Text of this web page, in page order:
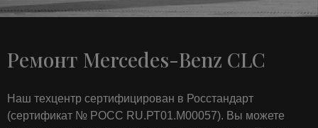
Ремонт Mercedes-Benz CLC
Наш техцентр сертифицирован в Росстандарт
(сертификат № РОСС RU.РТ01.М00057). Вы можете